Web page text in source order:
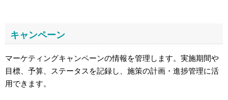
キャンペーン
マーケティングキャンペーンの情報を管理します。実施期間や
目標、予算、ステータスを記録し、施策の計画・進捗管理に活
用できます。